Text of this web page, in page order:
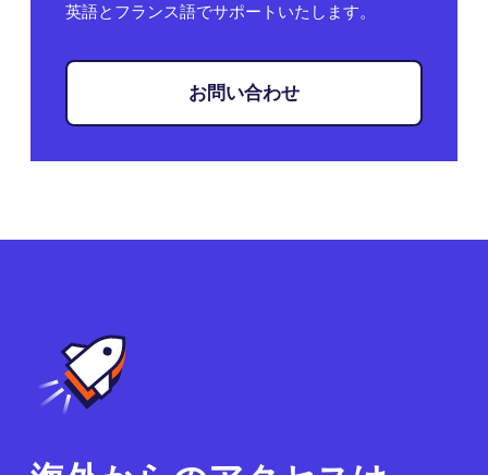
英語とフランス語でサポートいたします。
お問い合わせ